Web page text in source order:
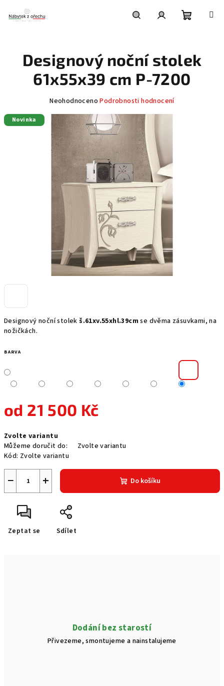
obsah
košík
Designový noční stolekš.61xv.55xhl.39cm se dvěma zásuvkami, na
nožičkách.
BARVA
od 21 500 Kč
cena:
Zvolte variantu
Můžeme doručit do:
Zvolte variantu
Kód: Zvolte variantu
+
− Do košíku
Zeptat se Sdílet
Designový noční stolek
61x55x39 cm P-7200
Průměrné
produktu
je
0,0
z
5
hvězdiček.
Neohodnoceno Podrobnosti hodnocení
Novinka
Dodání bez starostí
Přivezeme, smontujeme a nainstalujeme